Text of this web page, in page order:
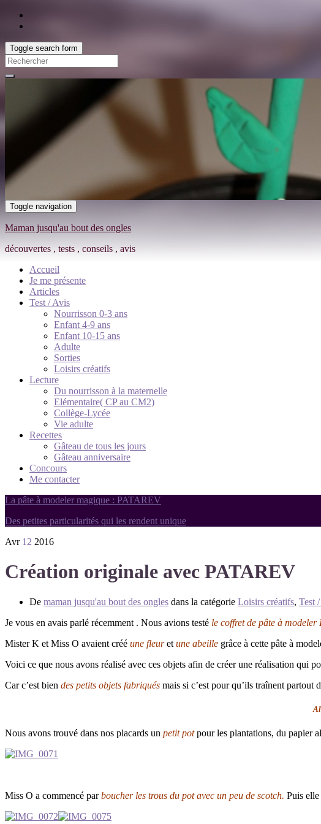
Toggle search form
Toggle navigation
Maman jusqu'au bout des ongles
découvertes , tests , conseils , avis
Accueil
Je me présente
Articles
Test / Avis
Nourrisson 0-3 ans
Enfant 4-9 ans
Enfant 10-15 ans
Adulte
Sorties
Loisirs créatifs
Lecture
Du nourrisson à la maternelle
Elémentaire( CP au CM2)
Collège-Lycée
Vie adulte
Recettes
Gâteau de tous les jours
Gâteau anniversaire
Concours
Me contacter
La pâte à modeler magique : PATAREV
Des petites particularités qui les rendent unique
Avr 12 2016
Création originale avec PATAREV
De maman jusqu'au bout des ongles dans la catégorie Loisirs créatifs, Test
Je vous en avais parlé récemment . Nous avions testé le coffret de pâte à modeler
Mister K et Miss O avaient créé une fleuret une abeille grâce à cette pâte à
Voici ce que nous avons réalisé avec ces objets afin de créer une réalisation qui
Car c’est bien des petits objets fabriqués mais si c’est pour qu’ils traînent partout
Nous avons trouvé dans nos placards un petit pot pour les plantations, du papier
Miss O a commencé parboucher les trous du pot avec un peu de scotch. Puis elle